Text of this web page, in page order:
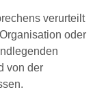
verurteilt
oder
von der